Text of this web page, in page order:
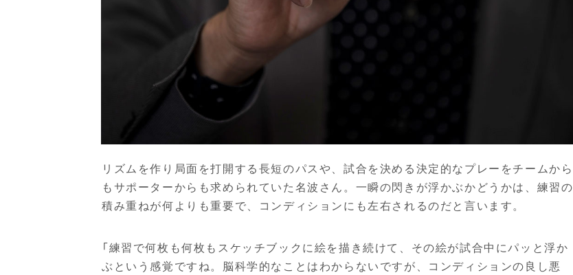
リズムを作り局面を打開する長短のパスや、試合を決める決定的なプレーをチームから
もサポーターからも求められていた名波さん。一瞬の閃きが浮かぶかどうかは、練習の
積み重ねが何よりも重要で、コンディションにも左右されるのだと言います。
「練習で何枚も何枚もスケッチブックに絵を描き続けて、その絵が試合中にパッと浮か
ぶという感覚ですね。脳科学的なことはわからないですが、コンディションの良し悪